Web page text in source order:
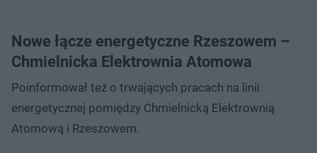
Nowe łącze energetyczne Rzeszowem –
Chmielnicka Elektrownia Atomowa
Poinformował też o trwających pracach na linii
energetycznej pomiędzy Chmielnicką Elektrownią
Atomową i Rzeszowem.